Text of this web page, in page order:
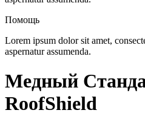
Помощь
Lorem ipsum dolor sit amet,
aspernatur assumenda.
Медный
RoofShield